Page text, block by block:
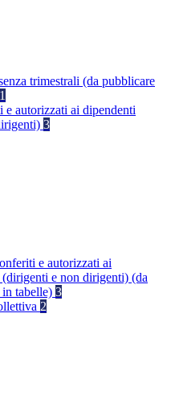
trimestrali (da pubblicare
1
autorizzati ai dipendenti
3
e autorizzati ai
e non dirigenti) (da
tabelle) 3
2